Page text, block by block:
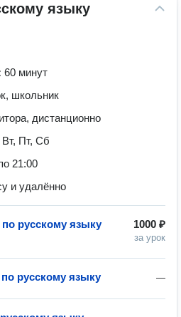
языку
60 минут
школьник
дистанционно
Пт, Сб
21:00
и удалённо
1000 ₽
за урок
русскому языку
—
русскому языку